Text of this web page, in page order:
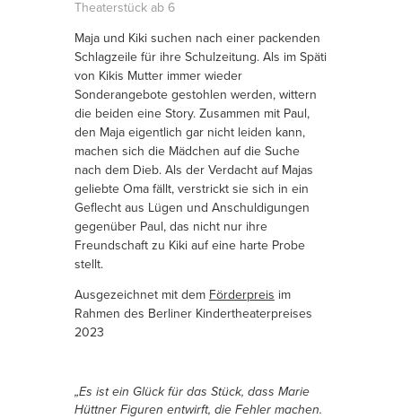
Theaterstück ab 6
Maja und Kiki suchen nach einer packenden
Schlagzeile für ihre Schulzeitung. Als im Späti
von Kikis Mutter immer wieder
Sonderangebote gestohlen werden, wittern
die beiden eine Story. Zusammen mit Paul,
den Maja eigentlich gar nicht leiden kann,
machen sich die Mädchen auf die Suche
nach dem Dieb. Als der Verdacht auf Majas
geliebte Oma fällt, verstrickt sie sich in ein
Geflecht aus Lügen und Anschuldigungen
gegenüber Paul, das nicht nur ihre
Freundschaft zu Kiki auf eine harte Probe
stellt.
Ausgezeichnet mit dem Förderpreis im
Rahmen des Berliner Kindertheaterpreises
2023
„Es ist ein Glück für das Stück, dass Marie
Hüttner Figuren entwirft, die Fehler machen.